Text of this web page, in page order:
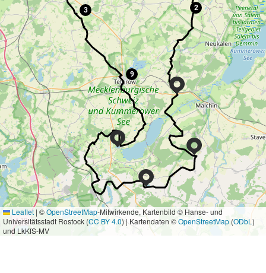
3 2
9
Leaflet | ©OpenStreetMap-Mitwirkende, Kartenbild © Hanse- und
Universitätsstadt Rostock (CC BY 4.0) | Kartendaten ©OpenStreetMap(ODbL)
und LkKfS-MV